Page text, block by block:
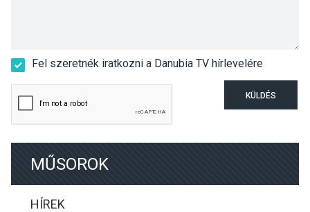
Fel szeretnék iratkozni a Danubia TV hírlevelére
KÜLDÉS
MŰSOROK
HÍREK